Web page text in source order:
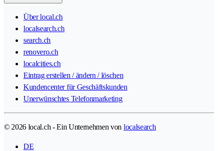
Über local.ch
localsearch.ch
search.ch
renovero.ch
localcities.ch
Eintrag erstellen / ändern / löschen
Kundencenter für Geschäftskunden
Unerwünschtes Telefonmarketing
© 2026 local.ch - Ein Unternehmen von localsearch
DE